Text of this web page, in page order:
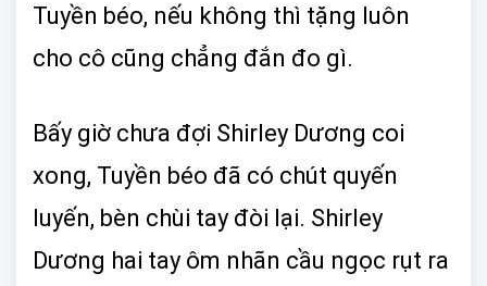
Tuyền béo, nếu không thì tặng luôn
cho cô cũng chẳng đắn đo gì.
Bấy giờ chưa đợi Shirley Dương coi
xong, Tuyền béo đã có chút quyến
luyến, bèn chùi tay đòi lại. Shirley
Dương hai tay ôm nhãn cầu ngọc rụt ra